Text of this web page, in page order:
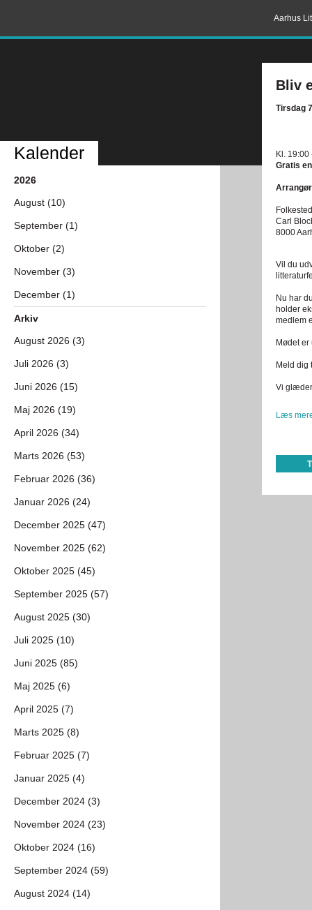
Aarhus
Bliv
Tirsdag
Kl. 19:00
Gratis
Carl
8000
Vil du
Nu har
holder
medlem
Mødet
Meld dig
Vi
Læs
Kalender
2026
August (10)
September (1)
Oktober (2)
November (3)
December (1)
Arkiv
August 2026 (3)
Juli 2026 (3)
Juni 2026 (15)
Maj 2026 (19)
April 2026 (34)
Marts 2026 (53)
Februar 2026 (36)
Januar 2026 (24)
December 2025 (47)
November 2025 (62)
Oktober 2025 (45)
September 2025 (57)
August 2025 (30)
Juli 2025 (10)
Juni 2025 (85)
Maj 2025 (6)
April 2025 (7)
Marts 2025 (8)
Februar 2025 (7)
Januar 2025 (4)
December 2024 (3)
November 2024 (23)
Oktober 2024 (16)
September 2024 (59)
August 2024 (14)